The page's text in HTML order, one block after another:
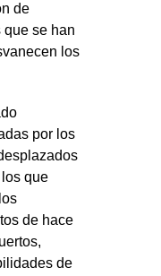
de
se han
los
por los
que
de hace
de